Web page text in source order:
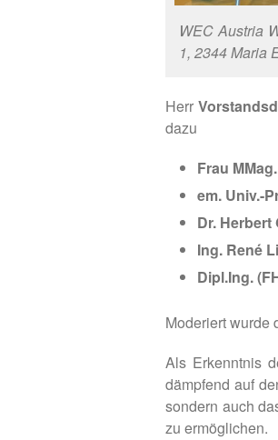
WEC Austria
1, 2344 Maria
Herr
dazu
Frau
em. Univ.-
Dr.
Ing. René
Dipl.Ing.
Moderiert wurde
Als Erkenntnis
dämpfend auf
sondern auch
zu ermöglichen.